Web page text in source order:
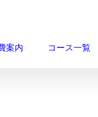
案内 コース一覧